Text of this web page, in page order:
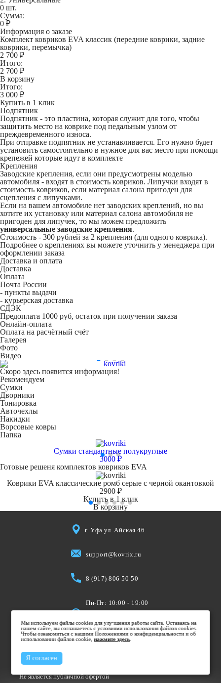
0 шт.
Сумма:
0 ₽
Информация о заказе
Комплект ковриков EVA классик (передние коврики, задние
коврики, перемычка)
2 700 ₽
Итого:
2 700 ₽
В корзину
Итого:
3 000 ₽
Купить в 1 клик
Подпятник
Подпятник - это пластина, которая служит для того, чтобы
защитить место на коврике под педальным узлом от
преждевременного износа.
При отправке подпятник не устанавливается. Его нужно будет
установить самостоятельно в нужное для вас место при помощи
крепежей которые идут в комплекте
Крепления
Заводские крепления, если они предусмотрены моделью
автомобиля - входят в стоимость ковриков. Липучки входят в
стоимость ковриков, если материал салона пригоден для
сцепления с липучками.
Если на вашем автомобиле нет заводских креплений, но вы
хотите их установку или материал салона автомобиля не
пригоден для липучек, то мы можем предложить
универсальные заводские крепления.
Стоимость - 300 рублей за 2 крепления (для одного коврика).
Подробнее о креплениях вы можете уточнить у менеджера при
оформлении заказа
Доставка и оплата
Доставка
Оплата
Почта России
- пункты выдачи
- курьерская доставка
СДЭК
Предоплата 1000 руб, остаток при получении заказа
Онлайн-оплата
Оплата на расчётный счёт
Галерея
Фото
Видео
Скоро здесь появится информация!
Рекомендуем
Сумки
Дворники
Тонировка
Авточехлы
Накидки
Ворсовые ковры
Папка
Сумки стандартные полукруглые
3000 ₽
Готовые решеня комплектов ковриков EVA
Коврики EVA классические ромб серые с черной окантовкой
2900 ₽
Купить в 1 клик
В корзину
г. Уфа ул. Айская 46
support@kovrix.ru
8 (917) 806 50 50
Пн-Пт: 10:00 - 19:00
Вс: Выходной
Не является публичной офертой
Мы используем файлы cookies для улучшения работы сайта. Оставаясь на
нашем сайте, вы соглашаетесь с условиями использования файлов cookies.
Чтобы ознакомиться с нашими Положениями о конфиденциальности и об
использовании файлов cookie,нажмите здесь.
Я согласен